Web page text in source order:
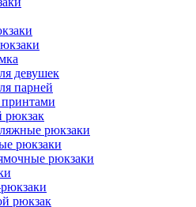
девушек
парней
рюкзаки
рюкзаки
рюкзаки
рюкзак